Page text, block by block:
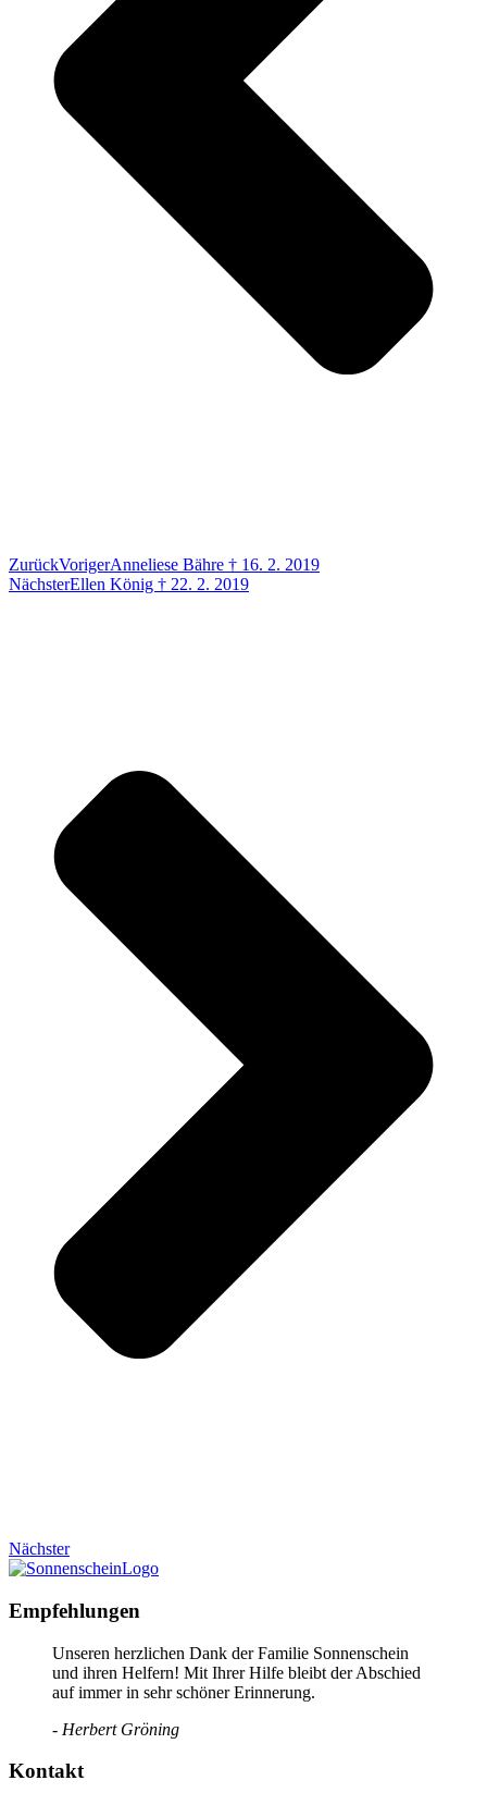
ZurückVorigerAnneliese Bähre † 16. 2. 2019
NächsterEllen König † 22. 2. 2019
Nächster
Empfehlungen
Unseren herzlichen Dank der Familie Sonnenschein
und ihren Helfern! Mit Ihrer Hilfe bleibt der Abschied
auf immer in sehr schöner Erinnerung.
- Herbert Gröning
Kontakt